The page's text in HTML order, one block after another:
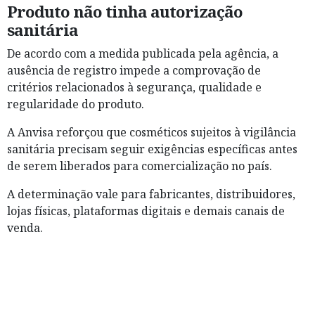
Produto não tinha autorização
sanitária
De acordo com a medida publicada pela agência, a
ausência de registro impede a comprovação de
critérios relacionados à segurança, qualidade e
regularidade do produto.
A Anvisa reforçou que cosméticos sujeitos à vigilância
sanitária precisam seguir exigências específicas antes
de serem liberados para comercialização no país.
A determinação vale para fabricantes, distribuidores,
lojas físicas, plataformas digitais e demais canais de
venda.